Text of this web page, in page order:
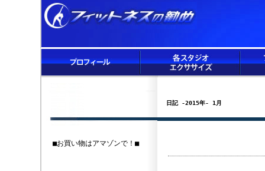
■お買い物はアマゾンで！■
日記 -2015年- 1月